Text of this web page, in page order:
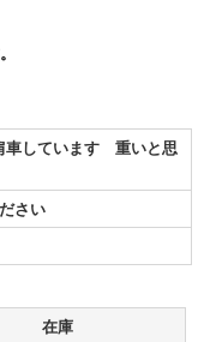
車しています 重いと思
さい
在庫